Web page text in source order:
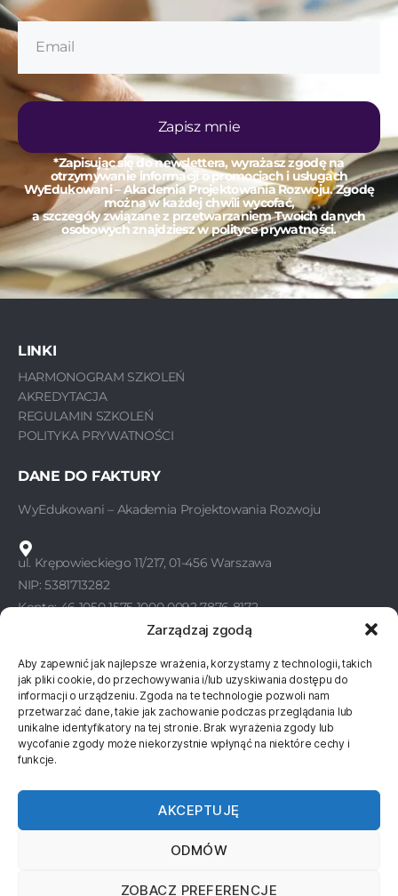
Zarządzaj zgodą
Aby zapewnić jak najlepsze wrażenia, korzystamy z technologii, takich
jak pliki cookie, do przechowywania i/lub uzyskiwania dostępu do
informacji o urządzeniu. Zgoda na te technologie pozwoli nam
przetwarzać dane, takie jak zachowanie podczas przeglądania lub
unikalne identyfikatory na tej stronie. Brak wyrażenia zgody lub
wycofanie zgody może niekorzystnie wpłynąć na niektóre cechy i
funkcje.
AKCEPTUJĘ
ODMÓW
ZOBACZ PREFERENCJE
Zapisz mnie
*Zapisując się do newslettera, wyrażasz zgodę na
otrzymywanie informacji o promocjach i usługach
WyEdukowani – Akademia Projektowania Rozwoju. Zgodę
można w każdej chwili wycofać,
a szczegóły związane z przetwarzaniem Twoich danych
osobowych znajdziesz w polityce prywatności.
KONTAKT
WyEdukowani
577 811 830
kontakt@wyedukowani.pl
DANE DO FAKTURY
WyEdukowani – Akademia Projektowania Rozwoju
ul. Krępowieckiego 11/217, 01-456 Warszawa
NIP: 5381713282
Konto: 46 1050 1575 1000 0092 7876 8172
LINKI
HARMONOGRAM SZKOLEŃ
AKREDYTACJA
REGULAMIN SZKOLEŃ
POLITYKA PRYWATNOŚCI